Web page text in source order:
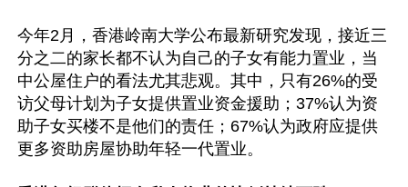
今年2月，香港岭南大学公布最新研究发现，接近三
分之二的家长都不认为自己的子女有能力置业，当
中公屋住户的看法尤其悲观。其中，只有26%的受
访父母计划为子女提供置业资金援助；37%认为资
助子女买楼不是他们的责任；67%认为政府应提供
更多资助房屋协助年轻一代置业。